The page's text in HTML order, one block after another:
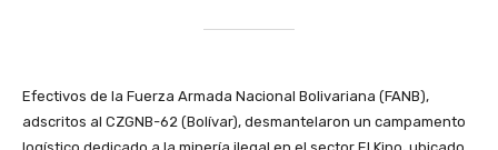
Efectivos de la Fuerza Armada Nacional Bolivariana (FANB),
adscritos al CZGNB-62 (Bolívar), desmantelaron un campamento